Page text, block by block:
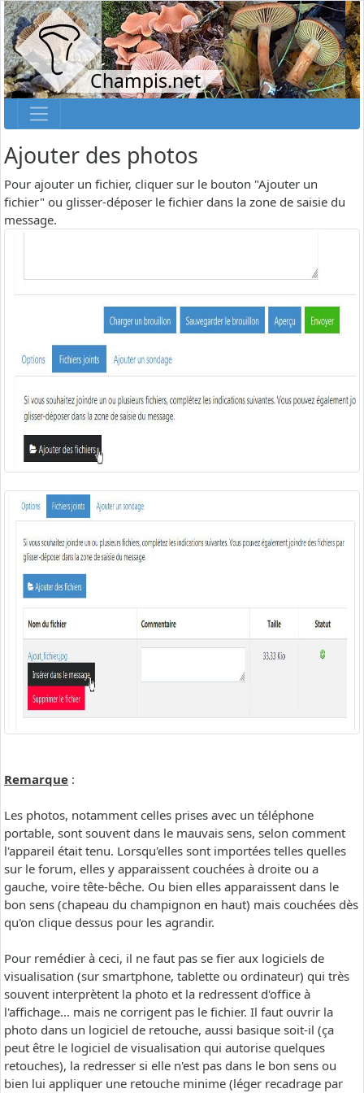
Champis.net
Ajouter des photos
Pour ajouter un fichier, cliquer sur le bouton "Ajouter un
fichier" ou glisser-déposer le fichier dans la zone de saisie du
message.
Remarque :
Les photos, notamment celles prises avec un téléphone
portable, sont souvent dans le mauvais sens, selon comment
l'appareil était tenu. Lorsqu'elles sont importées telles quelles
sur le forum, elles y apparaissent couchées à droite ou a
gauche, voire tête-bêche. Ou bien elles apparaissent dans le
bon sens (chapeau du champignon en haut) mais couchées dès
qu'on clique dessus pour les agrandir.
Pour remédier à ceci, il ne faut pas se fier aux logiciels de
visualisation (sur smartphone, tablette ou ordinateur) qui très
souvent interprètent la photo et la redressent d'office à
l'affichage... mais ne corrigent pas le fichier. Il faut ouvrir la
photo dans un logiciel de retouche, aussi basique soit-il (ça
peut être le logiciel de visualisation qui autorise quelques
retouches), la redresser si elle n'est pas dans le bon sens ou
bien lui appliquer une retouche minime (léger recadrage par